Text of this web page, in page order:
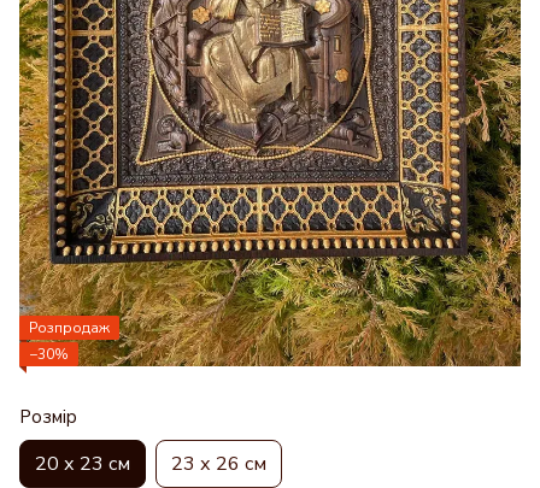
Розпродаж
−30%
Розмір
20 х 23 см 23 х 26 см